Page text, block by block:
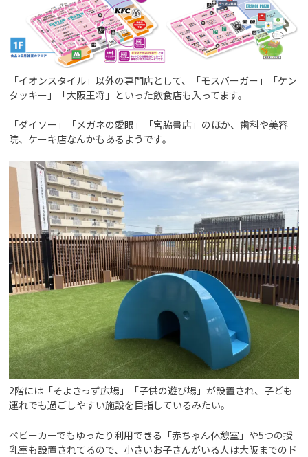
「イオンスタイル」以外の専門店として、「モスバーガー」「ケン
タッキー」「大阪王将」といった飲食店も入ってます。
「ダイソー」「メガネの愛眼」「宮脇書店」のほか、歯科や美容
院、ケーキ店なんかもあるようです。
2階には「そよきっず広場」「子供の遊び場」が設置され、子ども
連れでも過ごしやすい施設を目指しているみたい。
ベビーカーでもゆったり利用できる「赤ちゃん休憩室」や5つの授
乳室も設置されてるので、小さいお子さんがいる人は大阪までのド